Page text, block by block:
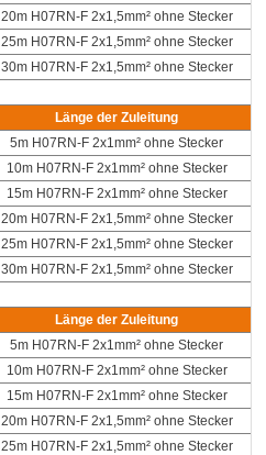
20m H07RN-F 2x1,5mm² ohne Stecker
25m H07RN-F 2x1,5mm² ohne Stecker
30m H07RN-F 2x1,5mm² ohne Stecker
Länge der Zuleitung
5m H07RN-F 2x1mm² ohne Stecker
10m H07RN-F 2x1mm² ohne Stecker
15m H07RN-F 2x1mm² ohne Stecker
20m H07RN-F 2x1,5mm² ohne Stecker
25m H07RN-F 2x1,5mm² ohne Stecker
30m H07RN-F 2x1,5mm² ohne Stecker
Länge der Zuleitung
5m H07RN-F 2x1mm² ohne Stecker
10m H07RN-F 2x1mm² ohne Stecker
15m H07RN-F 2x1mm² ohne Stecker
20m H07RN-F 2x1,5mm² ohne Stecker
25m H07RN-F 2x1,5mm² ohne Stecker